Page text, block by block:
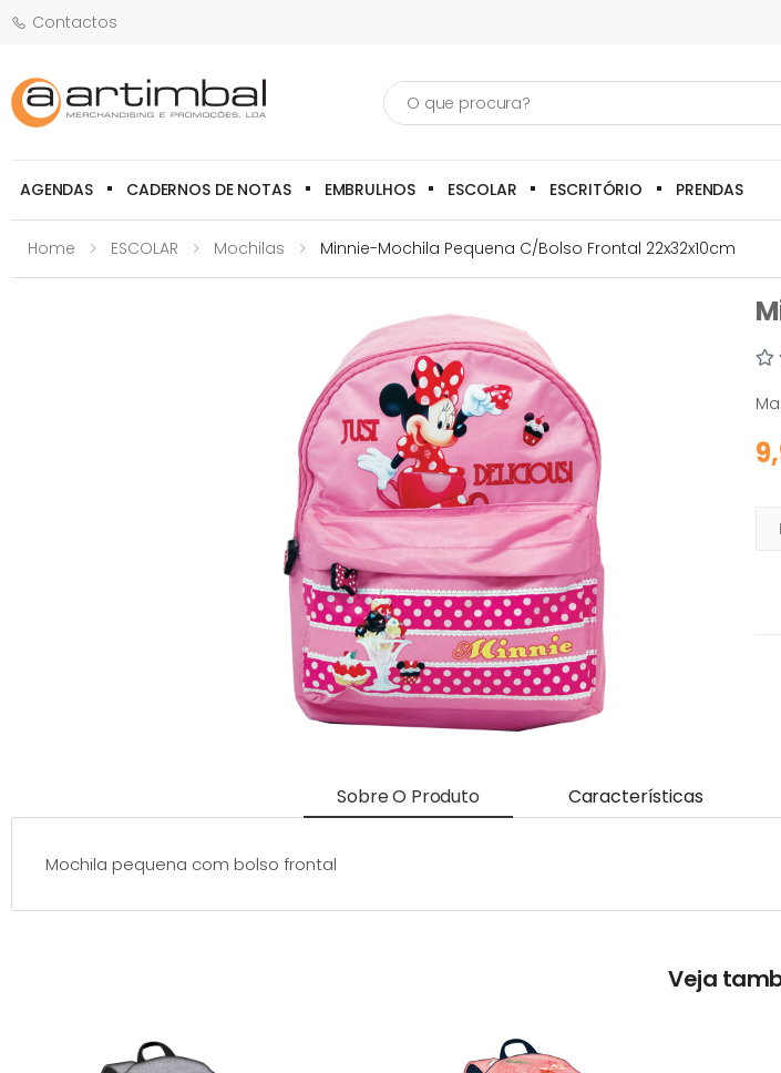
Contactos
Pesquisa
AGENDAS CADERNOS DE NOTAS EMBRULHOS ESCOLAR ESCRITÓRIO PRENDAS
Home ESCOLAR Mochilas Minnie-Mochila Pequena C/bolso Frontal 22x32x10cm
Sobre O Produto Características
Mochila pequena com bolso frontal
Veja